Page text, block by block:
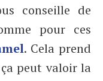
conseille de
pour ces
. Cela prend
peut valoir la